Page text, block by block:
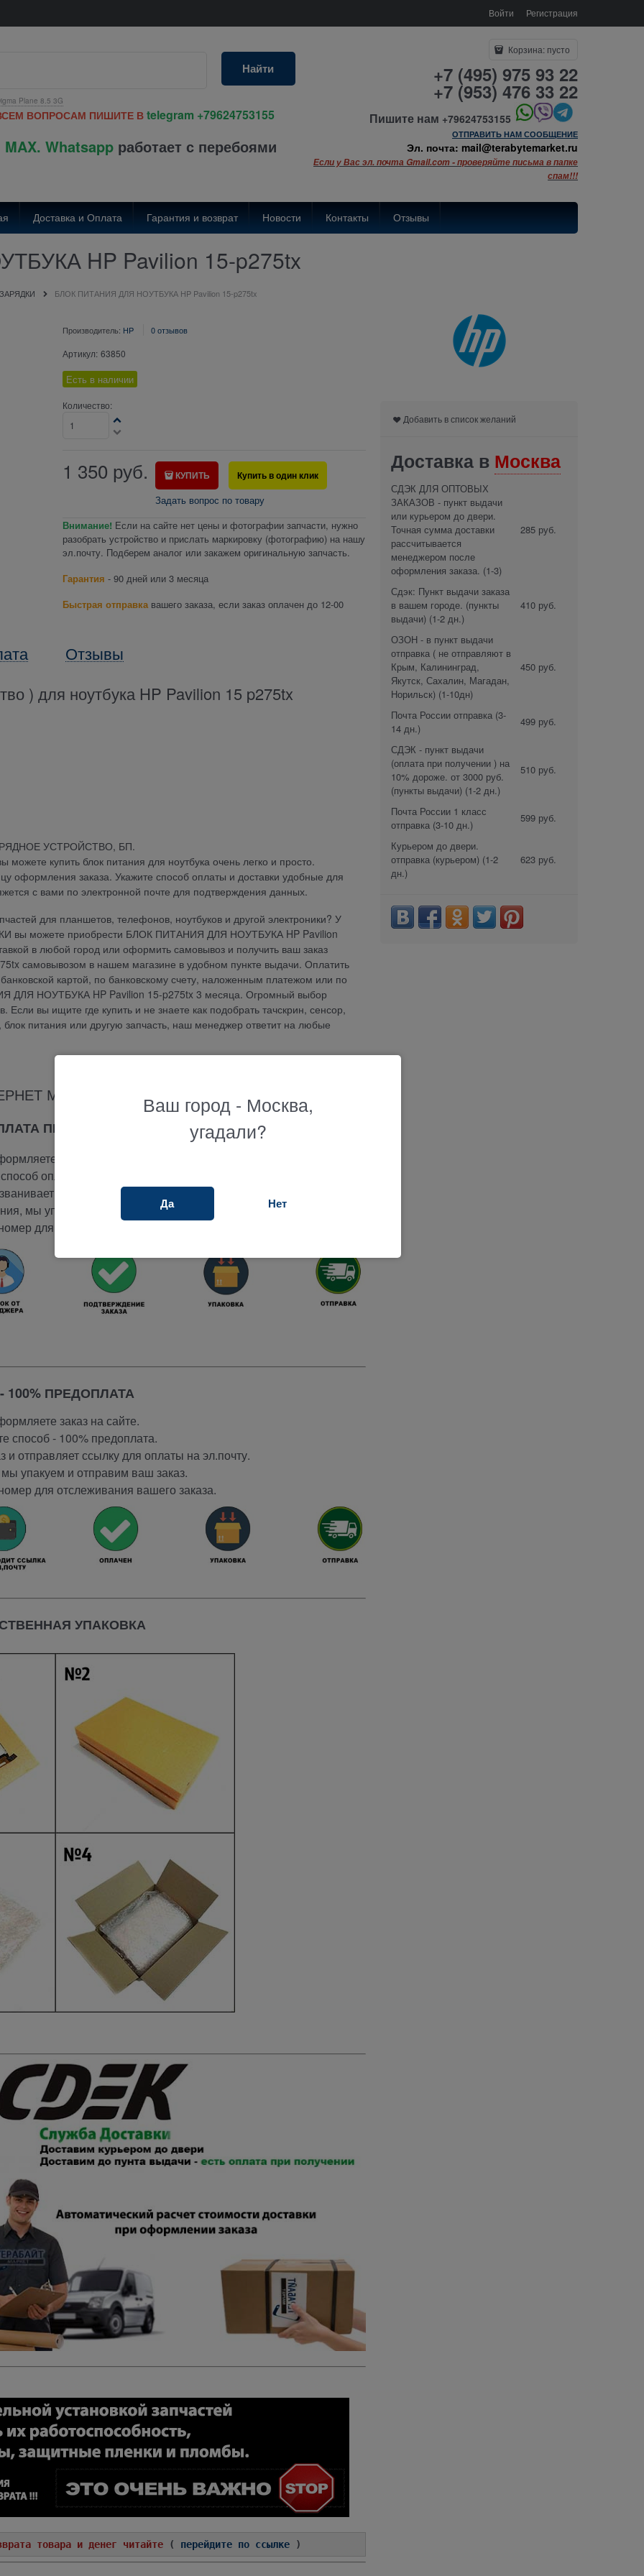
Войти Регистрация
Plane 8.5 3G
Найти
ВОПРОСАМ ПИШИТЕ В telegram +79624753155
Whatsapp работает с перебоями
Корзина: пусто
+7 (495) 975 93 22
+7 (953) 476 33 22
Пишите нам +79624753155
ОТПРАВИТЬ НАМ СООБЩЕНИЕ
Эл. почта: mail@terabytemarket.ru
Если у Вас эл. почта Gmail.com - проверяйте письма в папке
спам!!!
Доставка и Оплата Гарантия и возврат Новости Контакты Отзывы
HP Pavilion 15-p275tx
БЛОК ПИТАНИЯ ДЛЯ НОУТБУКА HP Pavilion 15-p275tx
Производитель: HP 0 отзывов
Артикул: 63850
Есть в наличии
Количество:
1 350 руб. КУПИТЬ Купить в один клик
Задать вопрос по товару
Внимание! Если на сайте нет цены и фотографии запчасти, нужно
разобрать устройство и прислать маркировку (фотографию) на нашу
эл.почту. Подберем аналог или закажем оригинальную запчасть.
Гарантия - 90 дней или 3 месяца
Быстрая отправкавашего заказа, если заказ оплачен до 12-00
Отзывы
) для ноутбука HP Pavilion 15 p275tx
УСТРОЙСТВО, БП.
купить блок питания для ноутбука очень легко и просто.
оформления заказа. Укажите способ оплаты и доставки удобные для
с вами по электронной почте для подтверждения данных.
для планшетов, телефонов, ноутбуков и другой электроники? У
вы можете приобрести БЛОК ПИТАНИЯ ДЛЯ НОУТБУКА HP Pavilion
в любой город или оформить самовывоз и получить ваш заказ
самовывозом в нашем магазине в удобном пункте выдачи. Оплатить
картой, по банковскому счету, наложенным платежом или по
ДЛЯ НОУТБУКА HP Pavilion 15-p275tx 3 месяца. Огромный выбор
вы ищите где купить и не знаете как подобрать тачскрин, сенсор,
питания или другую запчасть, наш менеджер ответит на любые
МАГАЗИНА ТЕРАБАЙТ МАРКЕТ
ПРИ ПОЛУЧЕНИИ
заказ на сайте.
оплаты -
вам и подтверждает заказ.
мы упакуем и отправим ваш заказ.
для отслеживания вашего заказа.
100% ПРЕДОПЛАТА
заказ на сайте.
способ - 100% предоплата.
и отправляет ссылку для оплаты на эл.почту.
упакуем и отправим ваш заказ.
для отслеживания вашего заказа.
УПАКОВКА
товара и денег читайте( перейдите по ссылке)
Добавить в список желаний
Доставка в Москва
СДЭК ДЛЯ ОПТОВЫХ
ЗАКАЗОВ - пункт выдачи
или курьером до двери.
Точная сумма доставки
рассчитывается
менеджером после
оформления заказа. (1-3)
285 руб.
Сдэк: Пункт выдачи заказа
в вашем городе. (пункты
выдачи) (1-2 дн.)
410 руб.
ОЗОН - в пункт выдачи
отправка ( не отправляют в
Крым, Калининград,
Якутск, Сахалин, Магадан,
Норильск) (1-10дн)
450 руб.
Почта России отправка (3-
14 дн.)
499 руб.
СДЭК - пункт выдачи
(оплата при получении ) на
10% дороже. от 3000 руб.
(пункты выдачи) (1-2 дн.)
510 руб.
Почта России 1 класс
отправка (3-10 дн.)
599 руб.
Курьером до двери.
отправка (курьером) (1-2
дн.)
623 руб.
Ваш город - Москва,
угадали?
Да Нет